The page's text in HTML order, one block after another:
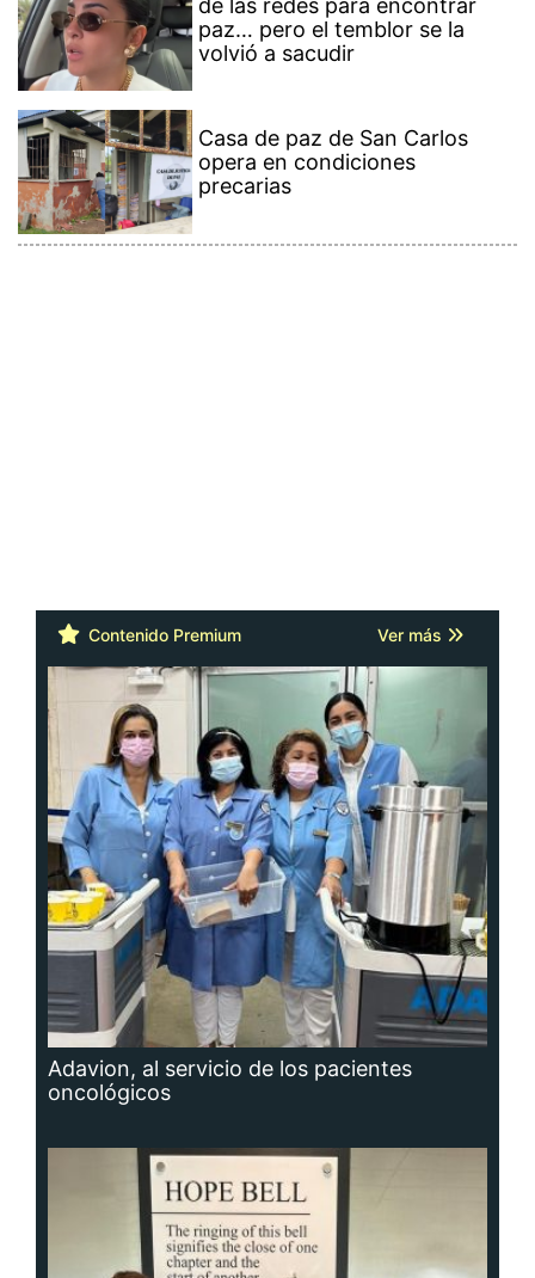
de las redes para encontrar
paz… pero el temblor se la
volvió a sacudir
Casa de paz de San Carlos
opera en condiciones
precarias
Contenido Premium Ver más
Adavion, al servicio de los pacientes
oncológicos